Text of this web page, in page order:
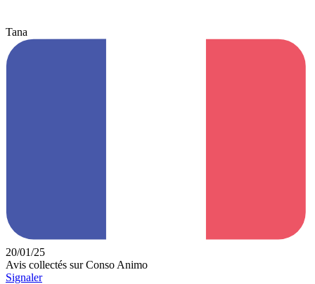
Tana
20/01/25
Avis collectés sur Conso Animo
Signaler